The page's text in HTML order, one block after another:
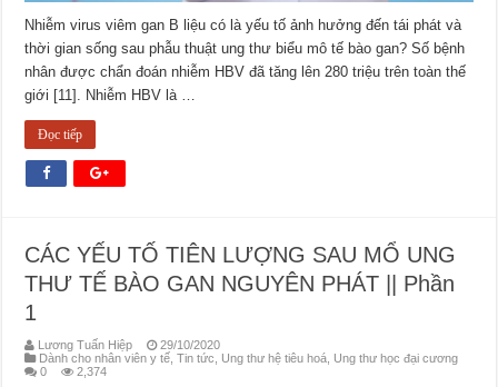
Nhiễm virus viêm gan B liệu có là yếu tố ảnh hưởng đến tái phát và
thời gian sống sau phẫu thuật ung thư biểu mô tế bào gan? Số bệnh
nhân được chẩn đoán nhiễm HBV đã tăng lên 280 triệu trên toàn thế
giới [11]. Nhiễm HBV là …
Đọc tiếp
CÁC YẾU TỐ TIÊN LƯỢNG SAU MỔ UNG
THƯ TẾ BÀO GAN NGUYÊN PHÁT || Phần
1
Lương Tuấn Hiệp
29/10/2020
Dành cho nhân viên y tế ,Tin tức Ung thư hệ tiêu hoá Ung thư học đại cương
0
2,374